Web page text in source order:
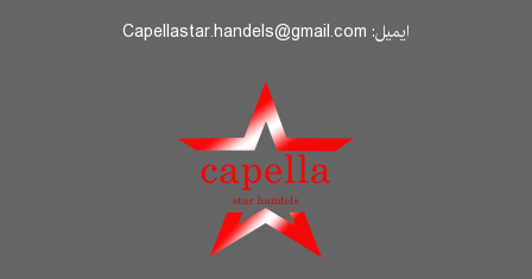
ایمیل: Capellastar.handels@gmail.com